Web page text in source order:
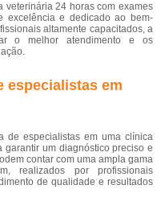
veterinária 24 horas com exames
excelência e dedicado ao bem-
altamente capacitados, a
o melhor atendimento e os
especialistas em
de especialistas em uma clínica
garantir um diagnóstico preciso e
contar com uma ampla gama
realizados por profissionais
de qualidade e resultados